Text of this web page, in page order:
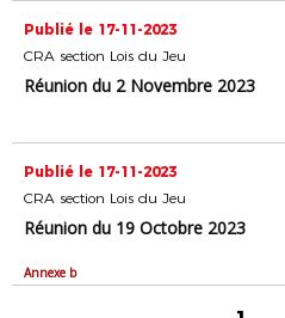
Publié le 17-11-2023
CRA section Lois du Jeu
Réunion du 2 Novembre 2023
Publié le 17-11-2023
CRA section Lois du Jeu
Réunion du 19 Octobre 2023
Annexe b